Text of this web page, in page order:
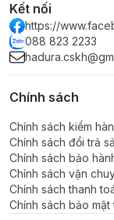
Kết nối
https://
088 823 2233
Chính sách
Chính sách kiểm
Chính sách đổi trả
Chính sách bảo
Chính sách vận
Chính sách thanh
Chính sách bảo